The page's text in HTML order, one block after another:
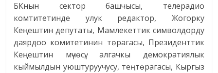
БКнын сектор башчысы, телерадио
комтитетинде улук редактор, Жогорку
Кеңештин депутаты, Мамлекеттик символдорду
даярдоо комитетинин төрагасы, Президенттик
Кеңештин мүчөсү, алгачкы демократиялык
кыймылдын уюштуруучусу, теңтөрагасы, Кыргыз